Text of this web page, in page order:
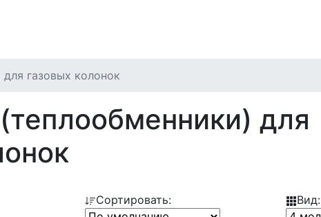
газовых колонок
для
Сортировать:
Вид: